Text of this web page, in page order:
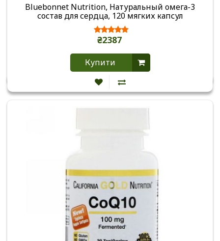
Bluebonnet Nutrition, Натуральный омега-3
состав для сердца, 120 мягких капсул
₴2387
Купити